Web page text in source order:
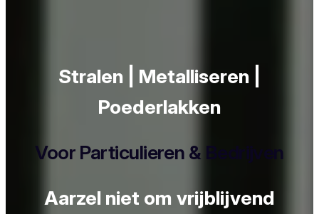
Stralen | Metalliseren |
Poederlakken
Voor Particulieren & Bedrijven
Aarzel niet om vrijblijvend